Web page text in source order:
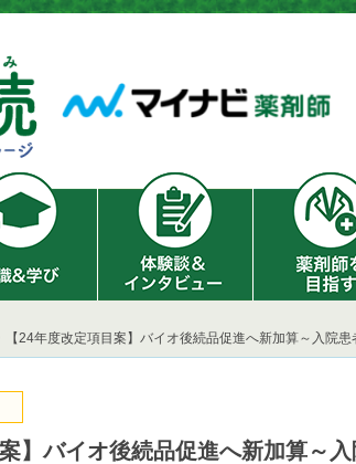
【24年度改定項目案】バイオ後続品促進へ新加算～入院患
】バイオ後続品促進へ新加算～